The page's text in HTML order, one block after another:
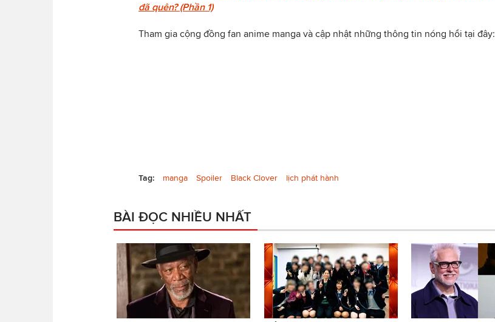
đã quên? (Phần 1)
Tham gia cộng đồng fan anime manga và cập nhật những thông tin nóng hổi tại đây:
Tag: manga Spoiler Black Clover lịch phát hành
BÀI ĐỌC NHIỀU NHẤT